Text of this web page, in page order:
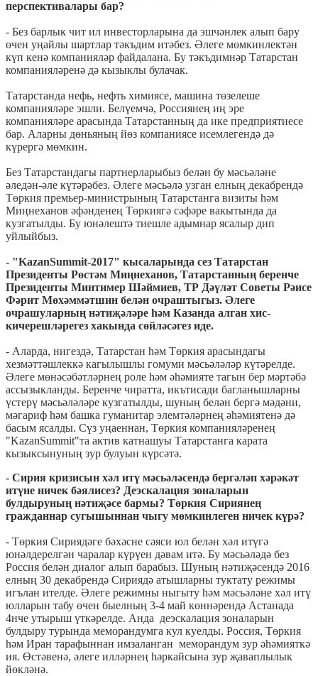
перспективалары бар?
- Без барлык чит ил инвесторларына да эшчәнлек алып бару
өчен уңайлы шартлар тәкъдим итәбез. Әлеге мөмкинлектән
күп кенә компанияләр файдалана. Бу тәкъдимнәр Татарстан
компанияләренә дә кызыклы булачак.
Татарстанда нефь, нефть химиясе, машина төзелеше
компанияләре эшли. Белүемчә, Россиянең иң эре
компанияләре арасында Татарстанның да ике предприятиесе
бар. Аларны дөньяның йөз компаниясе исемлегендә дә
күрергә мөмкин.
Без Татарстандагы партнерларыбыз белән бу мәсьәләне
әледән-әле күтәрәбез. Әлеге мәсьәлә узган елның декабрендә
Төркия премьер-министрының Татарстанга визиты һәм
Миңнеханов әфәнденең Төркиягә сәфәре вакытында да
кузгатылды. Бу юнәлештә тиешле адымнар ясалыр дип
уйлыйбыз.
- "KazanSummit-2017" кысаларында сез Татарстан
Президенты Рөстәм Миңнеханов, Татарстанның беренче
Президенты Минтимер Шәймиев, ТР Дәүләт Советы Рәисе
Фәрит Мөхәммәтшин белән очраштыгыз. Әлеге
очрашуларның нәтиҗәләре һәм Казанда алган хис-
кичерешләрегез хакында сөйләсәгез иде.
- Аларда, нигездә, Татарстан һәм Төркия арасындагы
хезмәттәшлеккә кагылышлы гомуми мәсьәләләр күтәрелде.
Әлеге мөнәсәбәтләрнең роле һәм әһәмияте тагын бер мәртәбә
ассызыкланды. Беренче чиратта, икътисади багланышларны
үстерү мәсьәләләре кузгатылды, шуның белән бергә мәдәни,
мәгариф һәм башка гуманитар элемтәләрнең әһәмиятенә дә
басым ясалды. Сүз уңаеннан, Төркия компанияләренең
"KazanSummit"та актив катнашуы Татарстанга карата
кызыксынуның зур булуын күрсәтә.
- Сирия кризисын хәл итү мәсьәләсендә бергәләп хәрәкәт
итүне ничек бәялисез? Деэскалация зоналарын
булдыруның нәтиҗәсе бармы? Төркия Сириянең
гражданнар сугышыннан чыгу мөмкинлеген ничек күрә?
- Төркия Сириядәге бәхәсне сәяси юл белән хәл итүгә
юнәлдерелгән чаралар күрүен дәвам итә. Бу мәсьәләдә без
Россия белән диалог алып барабыз. Шуның нәтиҗәсендә 2016
елның 30 декабрендә Сириядә атышларны туктату режимы
игълан ителде. Әлеге режимны ныгыту һәм мәсьәләне хәл итү
юлларын табу өчен быелның 3-4 май көннәрендә Астанада
4нче утырыш үткәрелде. Анда деэскалация зоналарын
булдыру турында меморандумга кул куелды. Россия, Төркия
һәм Иран тарафыннан имзаланган меморандум зур әһәмияткә
ия. Өстәвенә, әлеге илләрнең һәркайсына зур җаваплылык
йөкләнә.